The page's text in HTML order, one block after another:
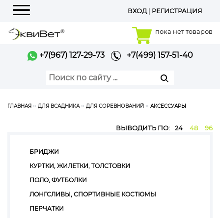
Меню
ВХОД| РЕГИСТРАЦИЯ
пока нет товаров
+7(967) 127-29-73 +7(499) 157-51-40
ГЛАВНАЯ ДЛЯ ВСАДНИКА ДЛЯ СОРЕВНОВАНИЙ АКСЕССУАРЫ
ВЫВОДИТЬ ПО: 24 48 96
БРИДЖИ
КУРТКИ, ЖИЛЕТКИ, ТОЛСТОВКИ
ПОЛО, ФУТБОЛКИ
ЛОНГСЛИВЫ, СПОРТИВНЫЕ КОСТЮМЫ
ПЕРЧАТКИ